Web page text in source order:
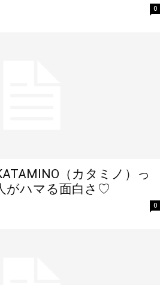
0
（カタミノ）っ
がハマる面白さ♡
0